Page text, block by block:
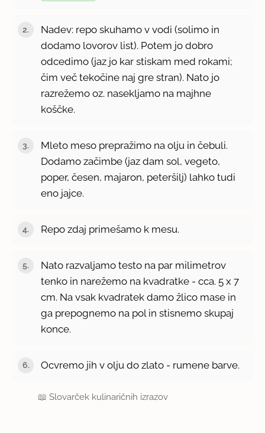
Nadev: repo skuhamo v vodi (solimo in
dodamo lovorov list). Potem jo dobro
odcedimo (jaz jo kar stiskam med rokami;
čim več tekočine naj gre stran). Nato jo
razrežemo oz. nasekljamo na majhne
koščke.
Mleto meso prepražimo na olju in čebuli.
Dodamo začimbe (jaz dam sol, vegeto,
poper, česen, majaron, peteršilj) lahko tudi
eno jajce.
Repo zdaj primešamo k mesu.
Nato razvaljamo testo na par milimetrov
tenko in narežemo na kvadratke - cca. 5 x 7
cm. Na vsak kvadratek damo žlico mase in
ga prepognemo na pol in stisnemo skupaj
konce.
Ocvremo jih v olju do zlato - rumene barve.
📖Slovarček kulinaričnih izrazov